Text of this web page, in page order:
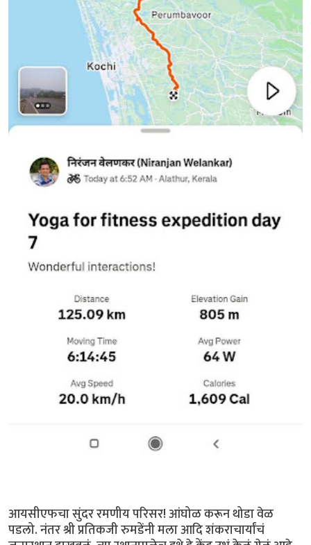
आयसीएफचा सुंदर रमणीय परिसर! आंघोळ करून थोडा वेळ
पडलो. नंतर श्री प्रतिकजी रुमडेंनी मला आदि शंकराचार्यांचं